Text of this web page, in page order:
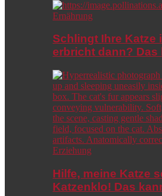
Ernährung
Schlingt Ihre Katze
erbricht dann? Das
Erziehung
Hilfe, meine Katze
Katzenklo! Das